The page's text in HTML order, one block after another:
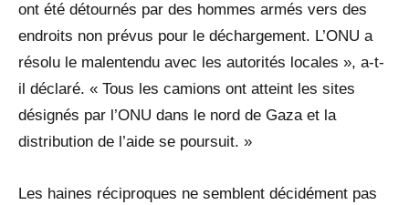
ont été détournés par des hommes armés vers des
endroits non prévus pour le déchargement. L’ONU a
résolu le malentendu avec les autorités locales », a-t-
il déclaré. « Tous les camions ont atteint les sites
désignés par l’ONU dans le nord de Gaza et la
distribution de l’aide se poursuit. »
Les haines réciproques ne semblent décidément pas